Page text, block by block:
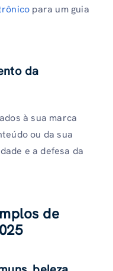
para um guia
da
à sua marca
ou da sua
e a defesa da
de